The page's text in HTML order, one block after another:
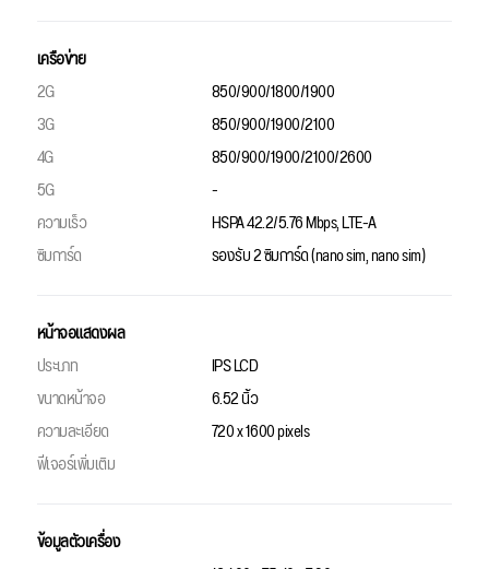
เครือข่าย
2G
850/900/1800/1900
3G
850/900/1900/2100
4G
850/900/1900/2100/2600
5G
-
ความเร็ว
HSPA 42.2/5.76 Mbps, LTE-A
ซิมการ์ด
รองรับ 2 ซิมการ์ด (nano sim, nano sim)
หน้าจอแสดงผล
ประเภท
IPS LCD
ขนาดหน้าจอ
6.52 นิ้ว
ความละเอียด
720 x 1600 pixels
ฟีเจอร์เพิ่มเติม
ข้อมูลตัวเครื่อง